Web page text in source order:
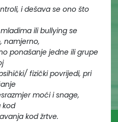
i dešava se ono što
ili bullying se
namjerno,
ponašanje jedne ili grupe
fizički povrijedi, pri
moći i snage,
kod
kod žrtve.